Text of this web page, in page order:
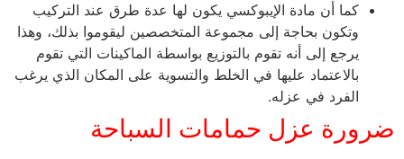
كما أن مادة الإيبوكسي يكون لها عدة طرق عند التركيب
وتكون بحاجة إلى مجموعة المتخصصين ليقوموا بذلك، وهذا
يرجع إلى أنه تقوم بالتوزيع بواسطة الماكينات التي تقوم
بالاعتماد عليها في الخلط والتسوية على المكان الذي يرغب
الفرد في عزله.
ضرورة عزل حمامات السباحة